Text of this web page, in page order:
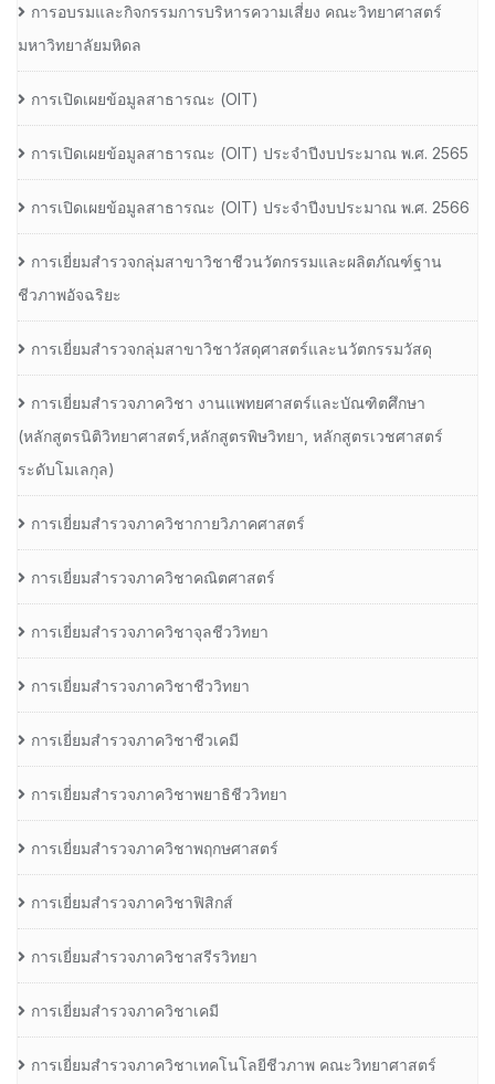
การอบรมและกิจกรรมการบริหารความเสี่ยง คณะวิทยาศาสตร์
มหาวิทยาลัยมหิดล
การเปิดเผยข้อมูลสาธารณะ (OIT)
การเปิดเผยข้อมูลสาธารณะ (OIT) ประจำปีงบประมาณ พ.ศ. 2565
การเปิดเผยข้อมูลสาธารณะ (OIT) ประจำปีงบประมาณ พ.ศ. 2566
การเยี่ยมสำรวจกลุ่มสาขาวิชาชีวนวัตกรรมและผลิตภัณฑ์ฐาน
ชีวภาพอัจฉริยะ
การเยี่ยมสำรวจกลุ่มสาขาวิชาวัสดุศาสตร์และนวัตกรรมวัสดุ
การเยี่ยมสำรวจภาควิชา งานแพทยศาสตร์และบัณฑิตศึกษา
(หลักสูตรนิติวิทยาศาสตร์,หลักสูตรพิษวิทยา, หลักสูตรเวชศาสตร์
ระดับโมเลกุล)
การเยี่ยมสำรวจภาควิชากายวิภาคศาสตร์
การเยี่ยมสำรวจภาควิชาคณิตศาสตร์
การเยี่ยมสำรวจภาควิชาจุลชีววิทยา
การเยี่ยมสำรวจภาควิชาชีววิทยา
การเยี่ยมสำรวจภาควิชาชีวเคมี
การเยี่ยมสำรวจภาควิชาพยาธิชีววิทยา
การเยี่ยมสำรวจภาควิชาพฤกษศาสตร์
การเยี่ยมสำรวจภาควิชาฟิสิกส์
การเยี่ยมสำรวจภาควิชาสรีรวิทยา
การเยี่ยมสำรวจภาควิชาเคมี
การเยี่ยมสำรวจภาควิชาเทคโนโลยีชีวภาพ คณะวิทยาศาสตร์